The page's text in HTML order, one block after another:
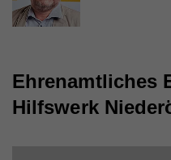
Ehrenamtliches
Hilfswerk